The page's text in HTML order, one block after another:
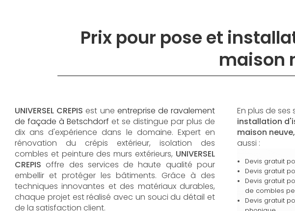
Prix pour pose et
maison
UNIVERSEL CREPIS est une entreprise de ravalement
de façade à Betschdorf et se distingue par plus de
dix ans d'expérience dans le domaine. Expert en
rénovation du crépis extérieur, isolation des
combles et peinture des murs extérieurs, UNIVERSEL
CREPIS offre des services de haute qualité pour
embellir et protéger les bâtiments. Grâce à des
techniques innovantes et des matériaux durables,
chaque projet est réalisé avec un souci du détail et
de la satisfaction client.
En plus de ses
installation
maison neuve,
aussi :
Devis gratuit
Devis gratuit
Devis gratuit
de combles
Devis gratuit